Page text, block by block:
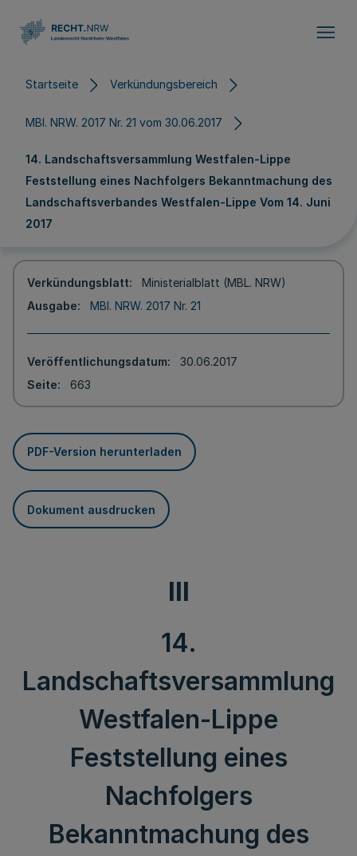
Startseite Verkündungsbereich
MBl. NRW. 2017 Nr. 21 vom 30.06.2017
14. Landschaftsversammlung Westfalen-Lippe
Feststellung eines Nachfolgers Bekanntmachung des
Landschaftsverbandes Westfalen-Lippe Vom 14. Juni
2017
Verkündungsblatt
Ministerialblatt (MBL. NRW)
Ausgabe
MBl. NRW. 2017 Nr. 21
Veröffentlichungsdatum
30.06.2017
Seite
663
PDF-Version herunterladen
Dokument ausdrucken
III
14.
Landschaftsversammlung
Westfalen-Lippe
Feststellung eines
Nachfolgers
Bekanntmachung des